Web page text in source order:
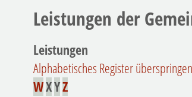
Leistungen der
Leistungen
Alphabetisches Register überspringen
WXYZ